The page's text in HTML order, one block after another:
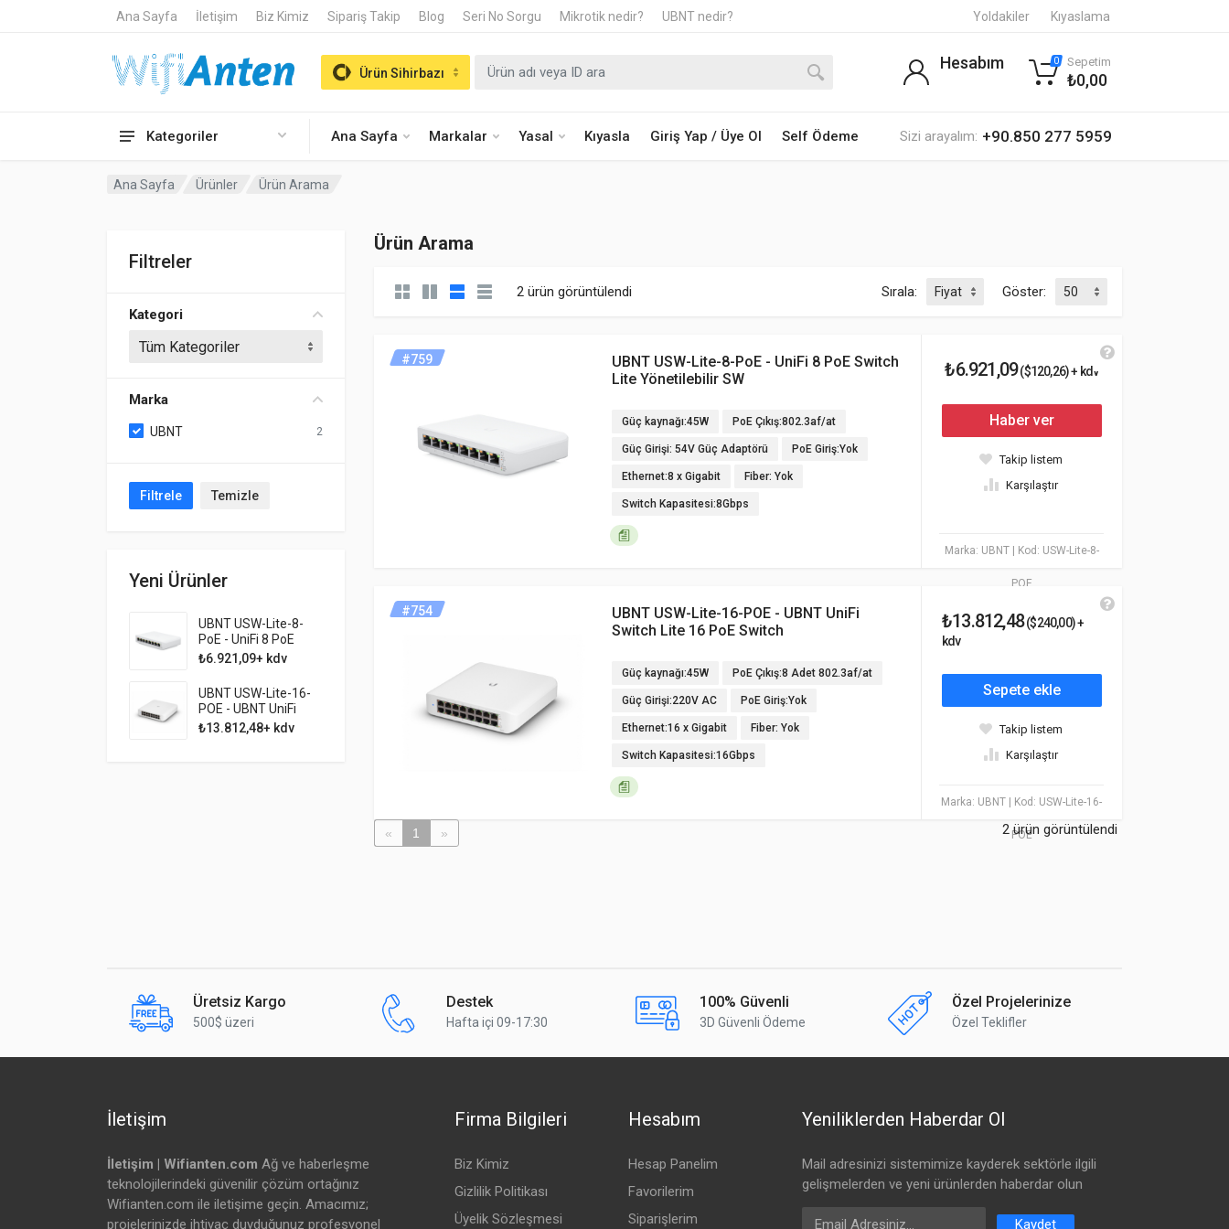
Ana Sayfa İletişim Biz Kimiz Sipariş Takip Blog Seri No Sorgu Mikrotik nedir? UBNT nedir? Yoldakiler Kıyaslama
Kategoriler Ana Sayfa Markalar Yasal Kıyasla Giriş Yap / Üye Ol Self Ödeme Sizi arayalım: +90.850 277 5959
Ürün Sihirbazı
Hesabım 0 Sepetim
₺0,00
Ana Sayfa Ürünler Ürün Arama
Filtreler
Kategori
Marka
UBNT 2
Filtrele Temizle
Yeni Ürünler
UBNT USW-Lite-8-
PoE - UniFi 8 PoE
Switch Lite
Yönetilebilir SW
₺6.921,09+ kdv
UBNT USW-Lite-16-
POE - UBNT UniFi
Switch Lite 16 PoE
₺13.812,48+ kdv
Ürün Arama
2 ürün görüntülendi Sırala: Göster:
Marka: UBNT | Kod: USW-Lite-8-
POE
#759
UBNT USW-Lite-8-PoE - UniFi 8 PoE Switch
Lite Yönetilebilir SW
Güç kaynağı:45W PoE Çıkış:802.3af/at
Güç Girişi: 54V Güç Adaptörü PoE Giriş:Yok
Ethernet:8 x Gigabit Fiber: Yok
Switch Kapasitesi:8Gbps
₺6.921,09($120,26) + kdv
Haber ver
Takip listem
Karşılaştır
Marka: UBNT | Kod: USW-Lite-16-
POE
#754
UBNT USW-Lite-16-POE - UBNT UniFi
Switch Lite 16 PoE Switch
Güç kaynağı:45W PoE Çıkış:8 Adet 802.3af/at
Güç Girişi:220V AC PoE Giriş:Yok
Ethernet:16 x Gigabit Fiber: Yok
Switch Kapasitesi:16Gbps
₺13.812,48($240,00) +
kdv
Sepete ekle
Takip listem
Karşılaştır
« 1 » 2 ürün görüntülendi
Üretsiz Kargo
500$ üzeri
Destek
Hafta içi 09-17:30
100% Güvenli
3D Güvenli Ödeme
Özel Projelerinize
Özel Teklifler
İletişim
İletişim | Wifianten.com Ağ ve haberleşme
teknolojilerindeki güvenilir çözüm ortağınız
Wifianten.com ile iletişime geçin. Amacımız;
projelerinizde ihtiyaç duyduğunuz profesyonel
Firma Bilgileri
Biz Kimiz
Gizlilik Politikası
Üyelik Sözleşmesi
Hesabım
Hesap Panelim
Favorilerim
Siparişlerim
Yeniliklerden Haberdar Ol
Mail adresinizi sistemimize kayderek sektörle ilgili
gelişmelerden ve yeni ürünlerden haberdar olun
Email Address
Kaydet